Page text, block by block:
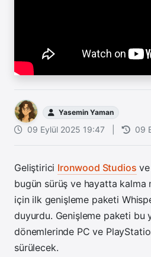
Yasemin Yaman
09 Eylül 2025 19:47 09
Geliştirici Ironwood Studios ve
bugün sürüş ve hayatta kalma
için ilk genişleme paketi
duyurdu. Genişleme paketi bu
dönemlerinde PC ve
sürülecek.